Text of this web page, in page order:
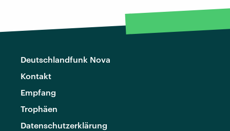
Deutschlandfunk Nova
Kontakt
Empfang
Trophäen
Datenschutzerklärung